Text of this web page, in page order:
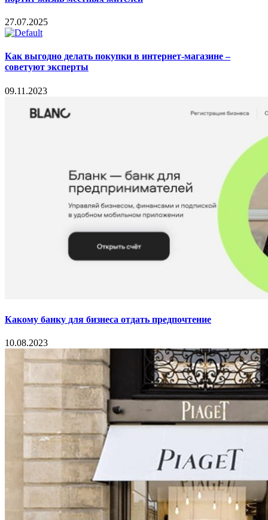
27.07.2025
Как выгодно делать покупки в интернет-магазине –
советуют эксперты
09.11.2023
Какому банку для бизнеса отдать предпочтение
10.08.2023